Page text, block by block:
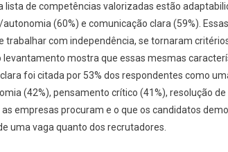
lista de competências valorizadas estão
(60%) e comunicação clara (59%).
trabalhar com independência, se tornaram
levantamento mostra que essas mesmas
foi citada por 53% dos respondentes como
(42%), pensamento crítico (41%), resolução
empresas procuram e o que os candidatos
uma vaga quanto dos recrutadores.